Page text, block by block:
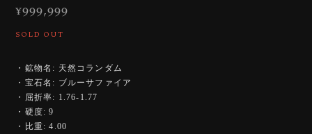
¥999,999
SOLD OUT
・鉱物名: 天然コランダム
・宝石名: ブルーサファイア
・屈折率: 1.76-1.77
・硬度: 9
・比重: 4.00